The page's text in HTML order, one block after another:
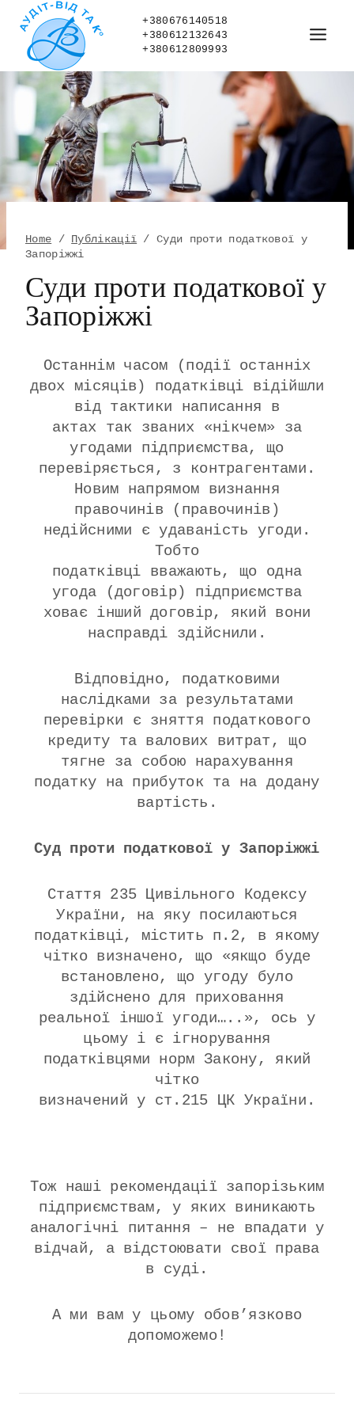
content
+380676140518
+380612132643
+380612809993
Home / Публікації / Суди проти податкової у
Запоріжжі
Суди проти податкової у
Запоріжжі
Останнім часом (події останніх
двох місяців) податківці відійшли
від тактики написання в
актах так званих «нікчем» за
угодами підприємства, що
перевіряється, з контрагентами.
Новим напрямом визнання
правочинів (правочинів)
недійсними є удаваність угоди.
Тобто
податківці вважають, що одна
угода (договір) підприємства
ховає інший договір, який вони
насправді здійснили.
Відповідно, податковими
наслідками за результатами
перевірки є зняття податкового
кредиту та валових витрат, що
тягне за собою нарахування
податку на прибуток та на додану
вартість.
Суд проти податкової у Запоріжжі
Стаття 235 Цивільного Кодексу
України, на яку посилаються
податківці, містить п.2, в якому
чітко визначено, що «якщо буде
встановлено, що угоду було
здійснено для приховання
реальної іншої угоди…..», ось у
цьому і є ігнорування
податківцями норм Закону, який
чітко
визначений у ст.215 ЦК України.
Тож наші рекомендації запорізьким
підприємствам, у яких виникають
аналогічні питання – не впадати у
відчай, а відстоювати свої права
в суді.
А ми вам у цьому обов’язково
допоможемо!